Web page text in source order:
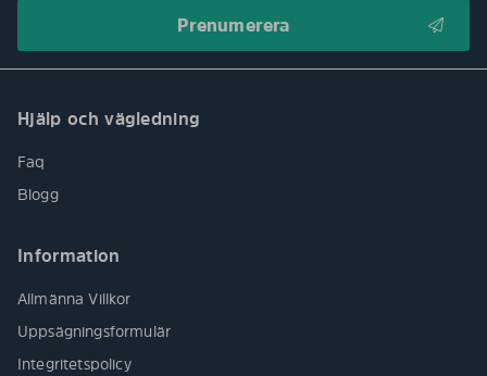
Hjälp och vägledning
Faq
Blogg
Information
Allmänna Villkor
Uppsägningsformulär
Integritetspolicy